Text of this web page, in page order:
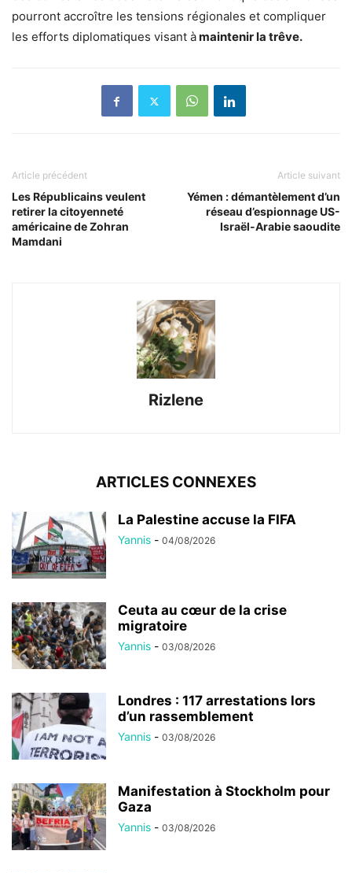
pourront accroître les tensions régionales et compliquer
les efforts diplomatiques visant àmaintenir la trêve.
Article précédent
Les Républicains veulent
retirer la citoyenneté
américaine de Zohran
Mamdani
Article suivant
Yémen : démantèlement d’un
réseau d’espionnage US-
Israël-Arabie saoudite
Rizlene
ARTICLES CONNEXES
La Palestine accuse la FIFA
Yannis - 04/08/2026
Ceuta au cœur de la crise
migratoire
Yannis - 03/08/2026
Londres : 117 arrestations lors
d’un rassemblement
Yannis - 03/08/2026
Manifestation à Stockholm pour
Gaza
Yannis - 03/08/2026